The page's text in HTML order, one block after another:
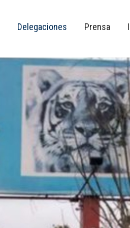
Delegaciones Prensa